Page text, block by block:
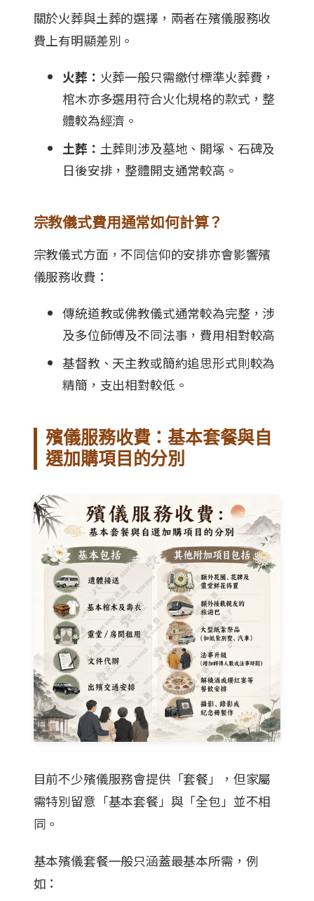
關於火葬與土葬的選擇，兩者在殯儀服務收
費上有明顯差別。
火葬： 火葬一般只需繳付標準火葬費，
棺木亦多選用符合火化規格的款式，整
體較為經濟。
土葬： 土葬則涉及墓地、開塚、石碑及
日後安排，整體開支通常較高。
宗教儀式費用通常如何計算？
宗教儀式方面，不同信仰的安排亦會影響殯
儀服務收費：
傳統道教或佛教儀式通常較為完整，涉
及多位師傅及不同法事，費用相對較高
基督教、天主教或簡約追思形式則較為
精簡，支出相對較低。
殯儀服務收費：基本套餐與自
選加購項目的分別
目前不少殯儀服務會提供「套餐」，但家屬
需特別留意「基本套餐」與「全包」並不相
同。
基本殯儀套餐一般只涵蓋最基本所需，例
如：